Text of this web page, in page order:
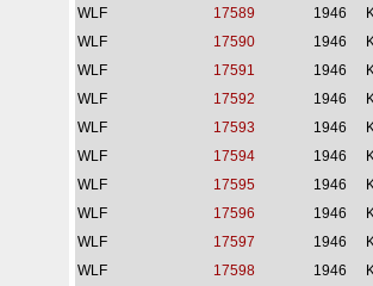
WLF
17589 1946
WLF
17590 1946
WLF
17591 1946
WLF
17592 1946
WLF
17593 1946
WLF
17594 1946
WLF
17595 1946
WLF
17596 1946
WLF
17597 1946
WLF
17598 1946